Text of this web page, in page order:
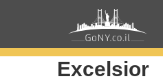
עמוד הבית מקומות בניו-יורק
Excelsior